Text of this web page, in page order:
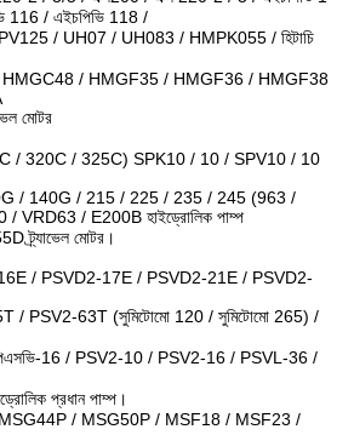
116 / এইচপিভি 118 /
/ UH07 / UH083 / HMPK055 / হিটাচি
/ HMGF35 / HMGF36 / HMGF38
মোটর
/ 320C / 325C) SPK10 / 10 / SPV10 / 10
/ 140G / 215 / 225 / 235 / 245 (963 /
VRD63 / E200B হাইড্রোলিক পাম্প
ট্র্যাভেল মোটর।
/ PSVD2-17E / PSVD2-21E / PSVD2-
/ PSV2-63T (সুমিটোমো 120 / সুমিটোমো 265) /
16 / PSV2-10 / PSV2-16 / PSVL-36 /
প্রধান পাম্প।
/ MSG50P / MSF18 / MSF23 /